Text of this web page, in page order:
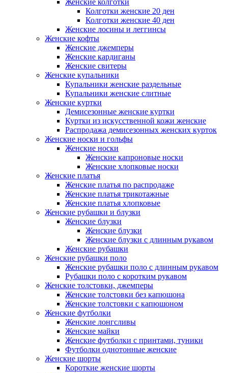
Женские колготки
Колготки женские 20 ден
Колготки женские 40 ден
Женские лосины и леггинсы
Женские кофты
Женские джемперы
Женские кардиганы
Женские свитеры
Женские купальники
Купальники женские раздельные
Купальники женские слитные
Женские куртки
Демисезонные женские куртки
Куртки из искусственной кожи женские
Распродажа демисезонных женских курток
Женские носки и гольфы
Женские носки
Женские капроновые носки
Женские хлопковые носки
Женские платья
Женские платья по распродаже
Женские платья трикотажные
Женские платья хлопковые
Женские рубашки и блузки
Женские блузки
Женские блузки
Женские блузки с длинным рукавом
Женские рубашки
Женские рубашки поло
Женские рубашки поло с длинным рукавом
Рубашки поло с коротким рукавом
Женские толстовки, джемперы
Женские толстовки без капюшона
Женские толстовки с капюшоном
Женские футболки
Женские лонгсливы
Женские майки
Женские футболки с принтами, туники
Футболки однотонные женские
Женские шорты
Короткие женские шорты